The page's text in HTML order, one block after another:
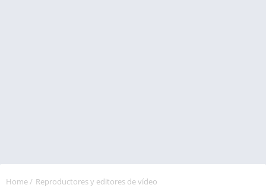
Home/ Reproductores y editores de vídeo